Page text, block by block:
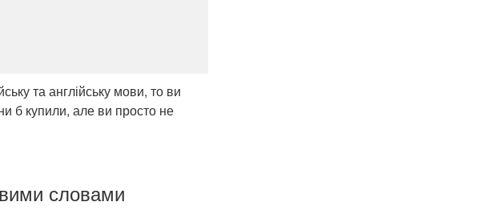
та англійську мови, то ви
б купили, але ви просто не
словами